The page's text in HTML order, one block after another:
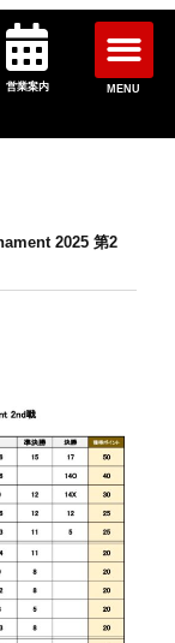
営業案内 MENU
2025 第2